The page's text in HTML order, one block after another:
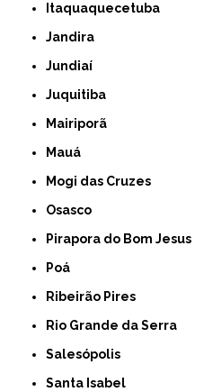
Itaquaquecetuba
Jandira
Jundiaí
Juquitiba
Mairiporã
Mauá
Mogi das Cruzes
Osasco
Pirapora do Bom Jesus
Poá
Ribeirão Pires
Rio Grande da Serra
Salesópolis
Santa Isabel